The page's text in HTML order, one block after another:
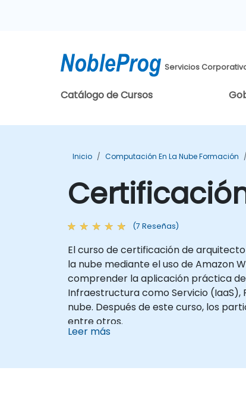
Servicios
Catálogo de Cursos
Inicio Computación En La Nube Formación
(7 Reseñas)
El curso de certificación de
la nube mediante el uso de Amazon
comprender la aplicación práctica
Infraestructura como Servicio (IaaS),
nube. Después de este curso, los
entre otros.
Leer más